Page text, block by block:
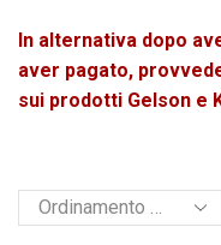
In alternativa dopo
aver pagato,
sui prodotti Gelson e